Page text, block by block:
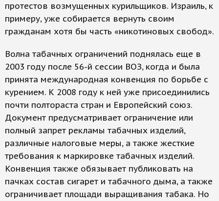
протестов возмущенных курильщиков. Израиль, к
примеру, уже собирается вернуть своим
гражданам хотя бы часть «никотиновых свобод».
Волна табачных ограничений поднялась еще в
2003 году после 56-й сессии ВОЗ, когда и была
принята международная конвенция по борьбе с
курением. К 2008 году к ней уже присоединились
почти полтораста стран и Европейский союз.
Документ предусматривает ограничение или
полный запрет рекламы табачных изделий,
различные налоговые меры, а также жесткие
требования к маркировке табачных изделий.
Конвенция также обязывает публиковать на
пачках состав сигарет и табачного дыма, а также
ограничивает площади выращивания табака. Но